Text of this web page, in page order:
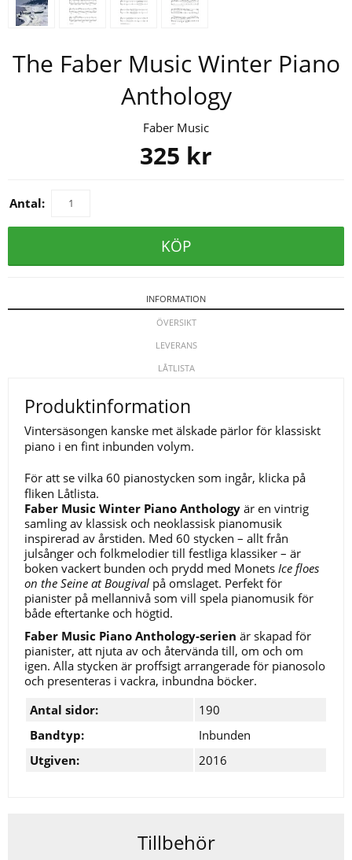
The Faber Music Winter Piano
Anthology
Faber Music
325 kr
Antal:
KÖP
INFORMATION
ÖVERSIKT
LEVERANS
LÅTLISTA
Produktinformation
Vintersäsongen kanske met älskade pärlor för klassiskt
piano i en fint inbunden volym.
För att se vilka 60 pianostycken som ingår, klicka på
fliken Låtlista.
Faber Music Winter Piano Anthology är en vintrig
samling av klassisk och neoklassisk pianomusik
inspirerad av årstiden. Med 60 stycken – allt från
julsånger och folkmelodier till festliga klassiker – är
boken vackert bunden och prydd med Monets Ice floes
on the Seine at Bougival på omslaget. Perfekt för
pianister på mellannivå som vill spela pianomusik för
både eftertanke och högtid.
Faber Music Piano Anthology-serien är skapad för
pianister, att njuta av och återvända till, om och om
igen. Alla stycken är proffsigt arrangerade för pianosolo
och presenteras i vackra, inbundna böcker.
Antal sidor:
190
Bandtyp:
Inbunden
Utgiven:
2016
Tillbehör